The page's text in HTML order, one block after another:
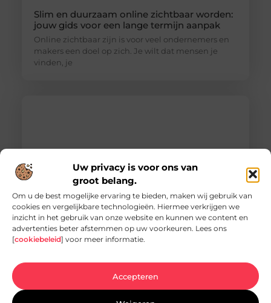
Uw privacy is voor ons van
groot belang.
Om u de best mogelijke ervaring te bieden, maken wij gebruik van
cookies en vergelijkbare technologieën. Hiermee verkrijgen we
inzicht in het gebruik van onze website en kunnen we content en
advertenties beter afstemmen op uw voorkeuren. Lees ons
[cookiebeleid] voor meer informatie.
Accepteren
Slim en duurzaam online zichtbaar worden:
jouw gids voor een lange termijn aanpak
Online zichtbaar zijn is voor veel ondernemers en
makers een doel op zich. Je wilt dat mensen je
vinden, je
Vacature hovenier in Ermelo: een uniek
carrièrepad in het groen
groene sector? Dan is de vacature hovenier in
Ermelo wellicht precies wat